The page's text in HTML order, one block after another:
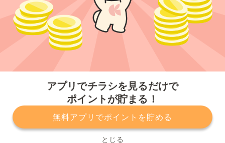
アプリでチラシを見るだけで
ポイントが貯まる！
無料アプリでポイントを貯める
とじる
プライバシーポリシー 利用規約
運営会社
サービスに関してのお問い合わせ